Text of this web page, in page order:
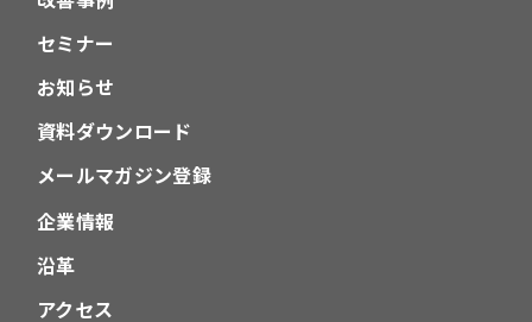
セミナー
お知らせ
資料ダウンロード
メールマガジン登録
企業情報
沿革
アクセス